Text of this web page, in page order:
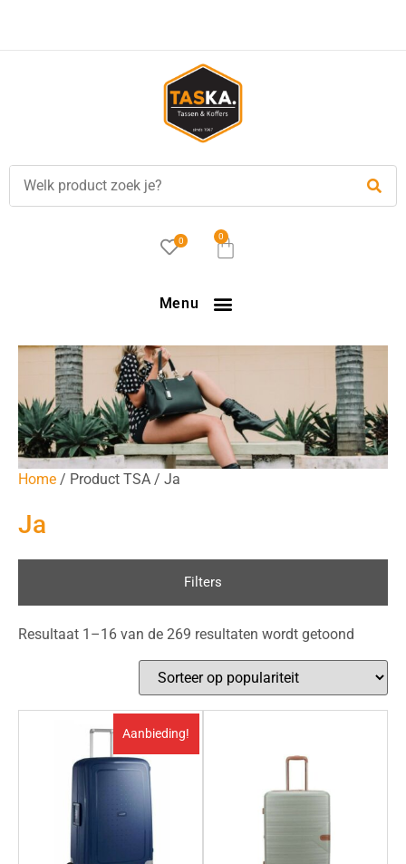
0 0
Menu
Home / Product TSA / Ja
Ja
Filters
Resultaat 1–16 van de 269 resultaten wordt getoond
Aanbieding!